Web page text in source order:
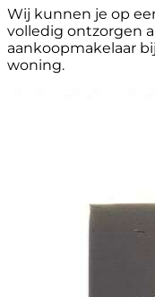
Wij kunnen je op
volledig ontzorgen
aankoopmakelaar
woning.